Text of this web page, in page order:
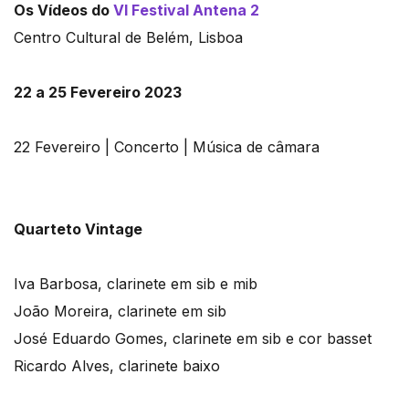
Os Vídeos do VI Festival Antena 2
Centro Cultural de Belém, Lisboa
22 a 25 Fevereiro 2023
22 Fevereiro | Concerto | Música de câmara
Quarteto Vintage
Iva Barbosa, clarinete em sib e mib
João Moreira, clarinete em sib
José Eduardo Gomes, clarinete em sib e cor basset
Ricardo Alves, clarinete baixo